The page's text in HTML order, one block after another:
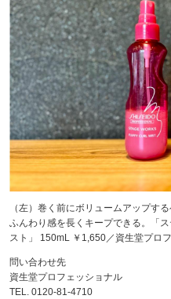
（左）巻く前にボリュームアップす
ふんわり感を長くキープできる。「
スト」 150mL ￥1,650／資生堂プロ
問い合わせ先
資生堂プロフェッショナル
TEL. 0120-81-4710